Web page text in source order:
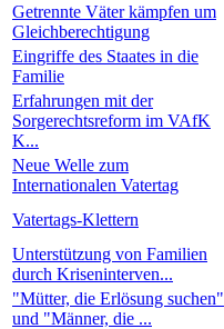
Getrennte Väter kämpfen um
Gleichberechtigung
Eingriffe des Staates in die
Familie
Erfahrungen mit der
Sorgerechtsreform im VAfK
K...
Neue Welle zum
Internationalen Vatertag
Vatertags-Klettern
Unterstützung von Familien
durch Kriseninterven...
"Mütter, die Erlösung suchen"
und "Männer, die ...